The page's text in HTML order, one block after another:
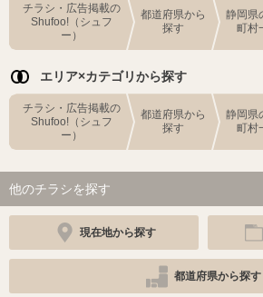
チラシ・広告掲載の
Shufoo!（シュフ
ー）
都道府県から
探す
静岡県
町村
エリア×カテゴリから探す
チラシ・広告掲載の
Shufoo!（シュフ
ー）
都道府県から
探す
静岡県
町村
他のチラシを探す
現在地から探す
都道府県から探す